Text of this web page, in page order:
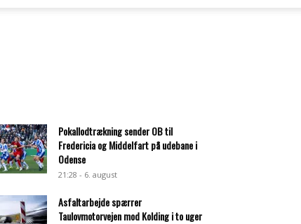
Pokallodtrækning sender OB til
Fredericia og Middelfart på udebane i
Odense
21:28 - 6. august
Asfaltarbejde spærrer
Taulovmotorvejen mod Kolding i to uger